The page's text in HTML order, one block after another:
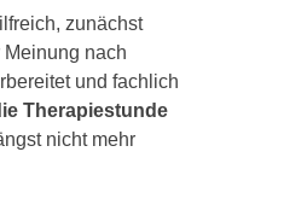
zunächst
nach
und fachlich
Therapiestunde
nicht mehr